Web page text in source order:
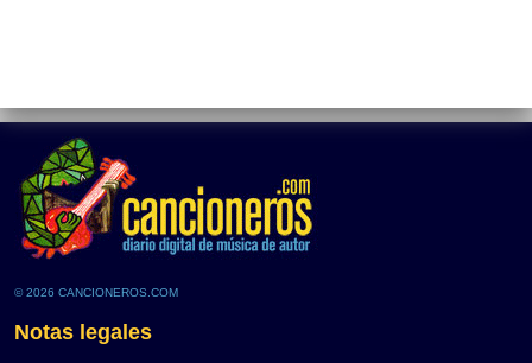
© 2026 CANCIONEROS.COM
Notas legales